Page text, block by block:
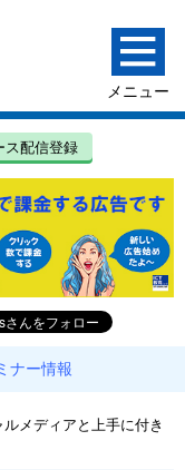
ス配信登録
ナー情報
メディアと上手に付き